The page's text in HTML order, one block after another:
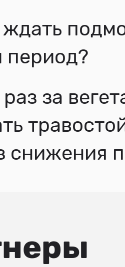
период?
раз за
снижения